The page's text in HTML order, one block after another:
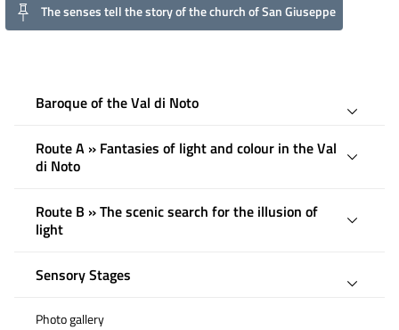
The senses tell the story of the church of San Giuseppe
Baroque of the Val di Noto
Route A » Fantasies of light and colour in the Val
di Noto
Route B » The scenic search for the illusion of
light
Sensory Stages
Photo gallery